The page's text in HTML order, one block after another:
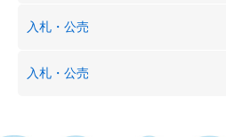
入札・公売
入札・公売